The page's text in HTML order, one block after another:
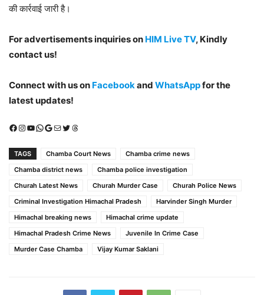
की कार्रवाई जारी है।
For advertisements inquiries on HIM Live TV, Kindly
contact us!
Connect with us on Facebookand WhatsAppfor the
latest updates!
Facebook
Instagram
YouTube
WhatsApp
Google
MailX (Twitter)
Threads
TAGS Chamba Court News
Chamba crime news
Chamba district news
Chamba police investigation
Churah Latest News
Churah Murder Case
Churah Police News
Criminal Investigation Himachal Pradesh
Harvinder Singh Murder
Himachal breaking news
Himachal crime update
Himachal Pradesh Crime News
Juvenile In Crime Case
Murder Case Chamba
Vijay Kumar Saklani